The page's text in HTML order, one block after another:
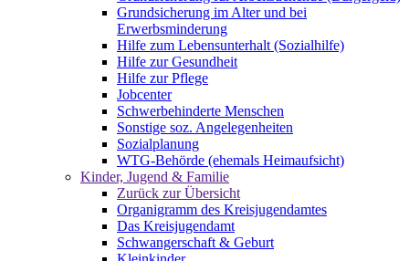
Grundsicherung im Alter und bei
Erwerbsminderung
Hilfe zum Lebensunterhalt (Sozialhilfe)
Hilfe zur Gesundheit
Hilfe zur Pflege
Jobcenter
Schwerbehinderte Menschen
Sonstige soz. Angelegenheiten
Sozialplanung
WTG-Behörde (ehemals Heimaufsicht)
Kinder, Jugend & Familie
Zurück zur Übersicht
Organigramm des Kreisjugendamtes
Das Kreisjugendamt
Schwangerschaft & Geburt